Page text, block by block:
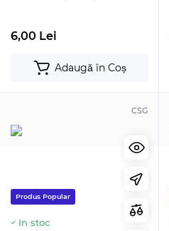
6,00 Lei
Adaugă în Coș
CSG
Produs Popular
In stoc